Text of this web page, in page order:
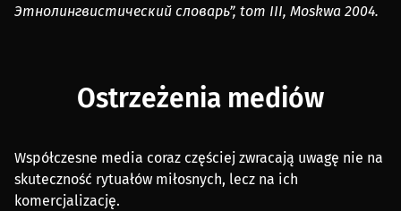
Этнолингвистический словарь”, tom III, Moskwa 2004.
Ostrzeżenia mediów
Współczesne media coraz częściej zwracają uwagę nie na
skuteczność rytuałów miłosnych, lecz na ich
komercjalizację.